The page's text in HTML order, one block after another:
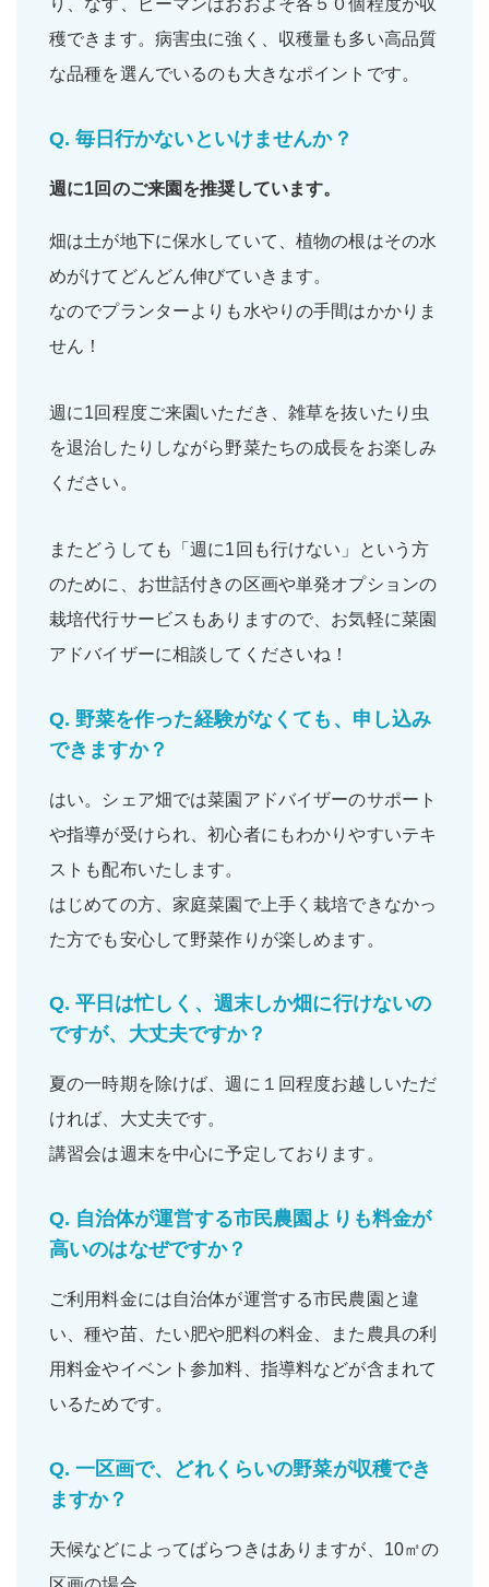
り、なす、ピーマンはおおよそ各５０個程度が収
穫できます。病害虫に強く、収穫量も多い高品質
な品種を選んでいるのも大きなポイントです。
Q. 毎日行かないといけませんか？
週に1回 のご来園を推奨しています。
畑は土が地下に保水していて、植物の根はその水
めがけてどんどん伸びていきます。
なのでプランターよりも水やりの手間はかかりま
せん！
週に1回程度ご来園いただき、雑草を抜いたり虫
を退治したりしながら野菜たちの成長をお楽しみ
ください。
またどうしても「週に1回も行けない」という方
のために、お世話付きの区画や単発オプションの
栽培代行サービスもありますので、お気軽に菜園
アドバイザーに相談してくださいね！
Q. 野菜を作った経験がなくても、申し込み
できますか？
はい。シェア畑では菜園アドバイザーのサポート
や指導が受けられ、初心者にもわかりやすいテキ
ストも配布いたします。
はじめての方、家庭菜園で上手く栽培できなかっ
た方でも安心して野菜作りが楽しめます。
Q. 平日は忙しく、週末しか畑に行けないの
ですが、大丈夫ですか？
夏の一時期を除けば、週に１回程度お越しいただ
ければ、大丈夫です。
講習会は週末を中心に予定しております。
Q. 自治体が運営する市民農園よりも料金が
高いのはなぜですか？
ご利用料金には自治体が運営する市民農園と違
い、種や苗、 たい肥や肥料の料金 、また 農具の利
用料金やイベント参加料 指導料などが含まれて
いるためです。
Q. 一区画で、どれくらいの野菜が収穫でき
ますか？
天候などによってばらつきはありますが、10㎡の